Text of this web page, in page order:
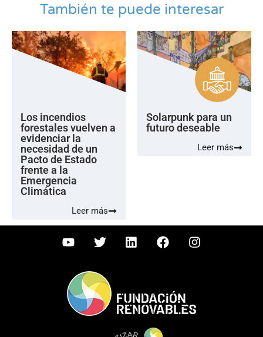
También te puede interesar
Los incendios
forestales vuelven a
evidenciar la
necesidad de un
Pacto de Estado
frente a la
Emergencia
Climática
Leer más
Solarpunk para un
futuro deseable
Leer más